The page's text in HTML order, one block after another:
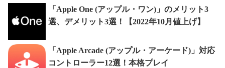
「Apple One (アップル・ワン)」のメリット3
選、デメリット3選！【2022年10月値上げ】
「Apple Arcade (アップル・アーケード)」対応
コントローラー12選！本格プレイ